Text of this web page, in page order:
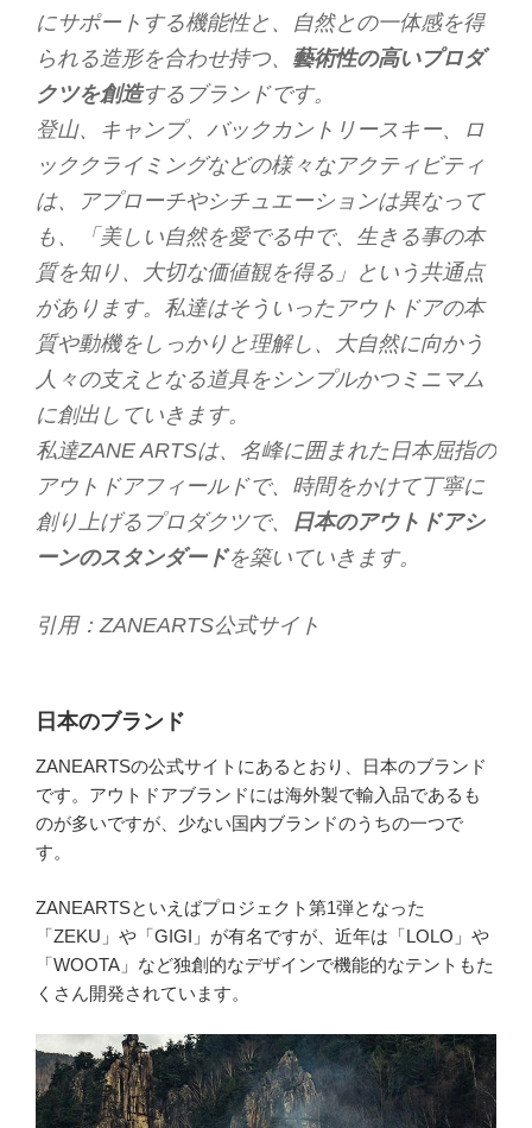
にサポートする機能性と、自然との一体感を得
られる造形を合わせ持つ、 藝術性の高いプロダ
クツを創造するブランドです。
登山、キャンプ、バックカントリースキー、ロ
ッククライミングなどの様々なアクティビティ
は、アプローチやシチュエーションは異なって
も、「美しい自然を愛でる中で、生きる事の本
質を知り、大切な価値観を得る」という共通点
があります。私達はそういったアウトドアの本
質や動機をしっかりと理解し、大自然に向かう
人々の支えとなる道具をシンプルかつミニマム
に創出していきます。
私達ZANE ARTSは、名峰に囲まれた日本屈指の
アウトドアフィールドで、時間をかけて丁寧に
創り上げるプロダクツで、
日本のアウトドアシ
ーンのスタンダードを築いていきます。
引用：ZANEARTS公式サイト
日本のブランド
ZANEARTSの公式サイトにあるとおり、日本のブランド
です。アウトドアブランドには海外製で輸入品であるも
のが多いですが、少ない国内ブランドのうちの一つで
す。
ZANEARTSといえばプロジェクト第1弾となった
「ZEKU」や「GIGI」が有名ですが、近年は「LOLO」や
「WOOTA」など独創的なデザインで機能的なテントもた
くさん開発されています。